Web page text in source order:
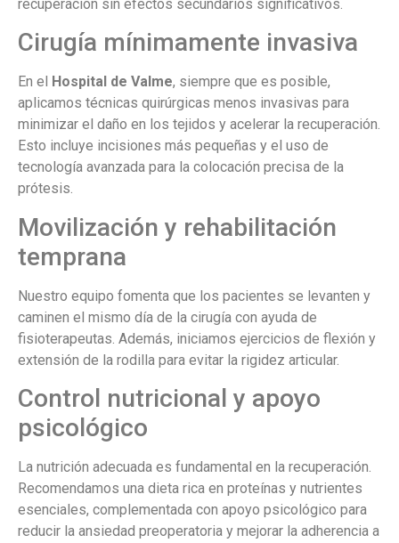
recuperación sin efectos secundarios significativos.
Cirugía mínimamente invasiva
En el Hospital de Valme, siempre que es posible,
aplicamos técnicas quirúrgicas menos invasivas para
minimizar el daño en los tejidos y acelerar la recuperación.
Esto incluye incisiones más pequeñas y el uso de
tecnología avanzada para la colocación precisa de la
prótesis.
Movilización y rehabilitación
temprana
Nuestro equipo fomenta que los pacientes se levanten y
caminen el mismo día de la cirugía con ayuda de
fisioterapeutas. Además, iniciamos ejercicios de flexión y
extensión de la rodilla para evitar la rigidez articular.
Control nutricional y apoyo
psicológico
La nutrición adecuada es fundamental en la recuperación.
Recomendamos una dieta rica en proteínas y nutrientes
esenciales, complementada con apoyo psicológico para
reducir la ansiedad preoperatoria y mejorar la adherencia a